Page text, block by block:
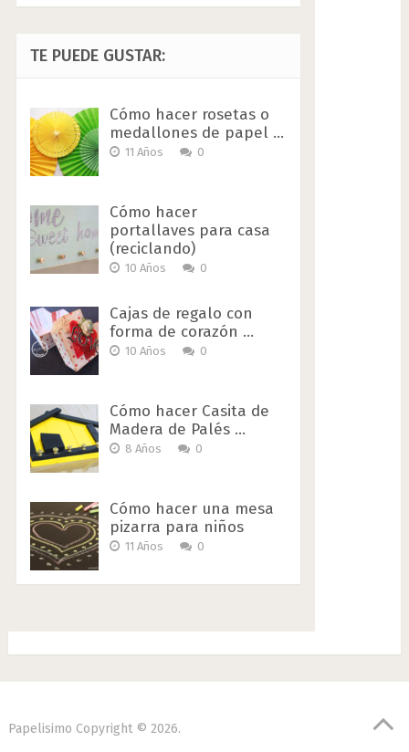
TE PUEDE GUSTAR:
Cómo hacer rosetas o
medallones de papel …
11 Años 0
Cómo hacer
portallaves para casa
(reciclando)
10 Años 0
Cajas de regalo con
forma de corazón …
10 Años 0
Cómo hacer Casita de
Madera de Palés …
8 Años 0
Cómo hacer una mesa
pizarra para niños
11 Años 0
Papelisimo Copyright © 2026.